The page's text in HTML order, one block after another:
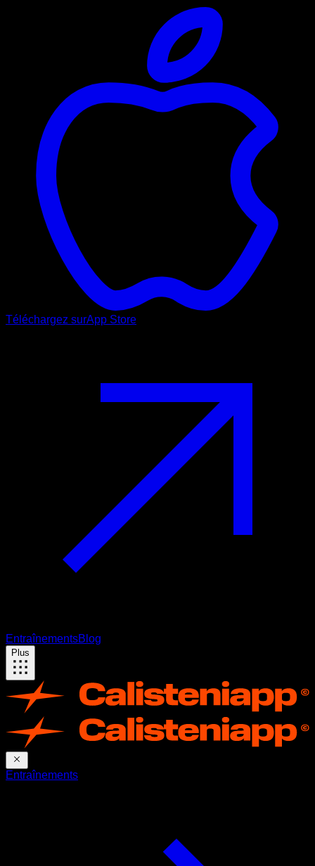
Téléchargez surApp Store
EntraînementsBlog
Plus
Entraînements